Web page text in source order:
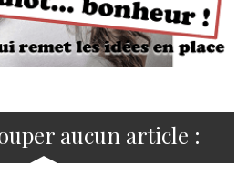
aucun article :